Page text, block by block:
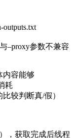
outputs.txt
–proxy参数不兼容
内容能够
耗
较判断真/假）
，获取完成后线程